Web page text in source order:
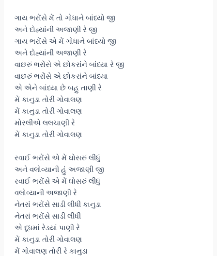
ગાય ભરોંસે મેં તો ગોધાને બાંધ્યો જી
અને દોહ્યાંની અજાણી રે જી
ગાય ભરોંસે એ મેં ગોધાને બાંધ્યો જી
અને દોહ્યાંની અજાણી રે
વાછરું ભરોંસે એ છોકરાંને બાંધ્યા રે જી
વાછરું ભરોંસે એ છોકરાંને બાંધ્યા
એ એને બાંધ્યા છે બહુ તાણી રે
મેં કાનુડા તોરી ગોવાલણ
મેં કાનુડા તોરી ગોવાલણ
મોરલીએ લલચાણી રે
મેં કાનુડા તોરી ગોવાલણ
રવાઈ ભરોંસે એ મેં ઘોસરું લીધું
અને વલોવ્યાની હું અજાણી જી
રવાઈ ભરોંસે એ મેં ઘોસરું લીધું
વલોવ્યાની અજાણી રે
નેતરાં ભરોંસે સાડી લીધી કાનુડા
નેતરાં ભરોંસે સાડી લીધી
એ દૂધમાં રેડયાં પાણી રે
મેં કાનુડા તોરી ગોવાલણ
મેં ગોવાલણ તોરી રે કાનુડા